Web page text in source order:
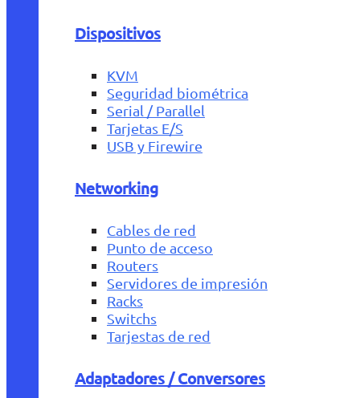
Dispositivos
KVM
Seguridad biométrica
Serial / Parallel
Tarjetas E/S
USB y Firewire
Networking
Cables de red
Punto de acceso
Routers
Servidores de impresión
Racks
Switchs
Tarjestas de red
Adaptadores / Conversores